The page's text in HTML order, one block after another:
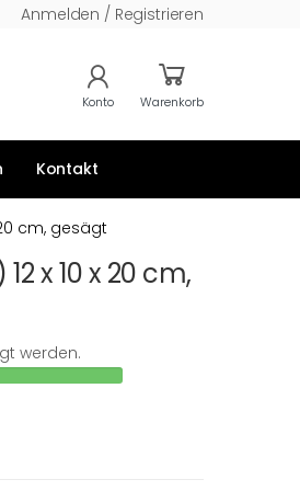
Anmelden / Registrieren
Konto Warenkorb
Kontakt
cm, gesägt
x 10 x 20 cm,
werden.